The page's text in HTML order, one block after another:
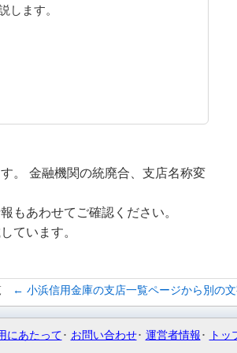
します。
。 金融機関の統廃合、支店名称変
もあわせてご確認ください。
ています。
← 小浜信用金庫の支店一覧ページから別の
にあたって お問い合わせ 運営者情報 トッ